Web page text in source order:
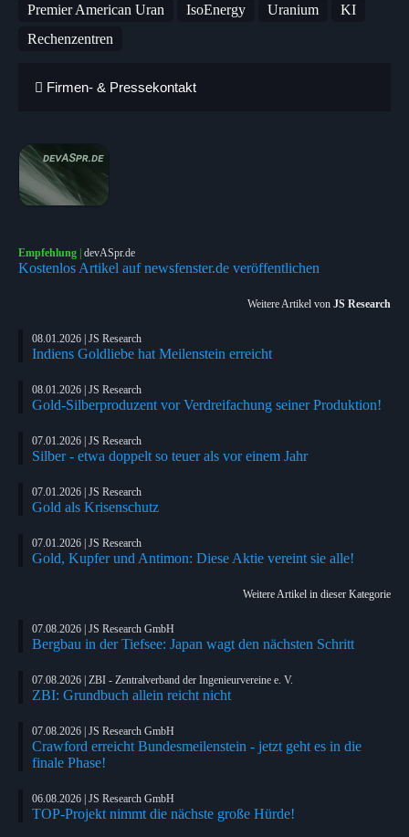
Premier American Uran IsoEnergy Uranium
KI
Rechenzentren
Firmen- & Pressekontakt
Empfehlung | devASpr.de
Kostenlos Artikel auf newsfenster.de veröffentlichen
Weitere Artikel von JS Research
08.01.2026 | JS Research
Indiens Goldliebe hat Meilenstein erreicht
08.01.2026 | JS Research
Gold-Silberproduzent vor Verdreifachung seiner Produktion!
07.01.2026 | JS Research
Silber - etwa doppelt so teuer als vor einem Jahr
07.01.2026 | JS Research
Gold als Krisenschutz
07.01.2026 | JS Research
Gold, Kupfer und Antimon: Diese Aktie vereint sie alle!
Weitere Artikel in dieser Kategorie
07.08.2026 | JS Research GmbH
Bergbau in der Tiefsee: Japan wagt den nächsten Schritt
07.08.2026 | ZBI - Zentralverband der Ingenieurvereine e. V.
ZBI: Grundbuch allein reicht nicht
07.08.2026 | JS Research GmbH
Crawford erreicht Bundesmeilenstein - jetzt geht es in die
finale Phase!
06.08.2026 | JS Research GmbH
TOP-Projekt nimmt die nächste große Hürde!